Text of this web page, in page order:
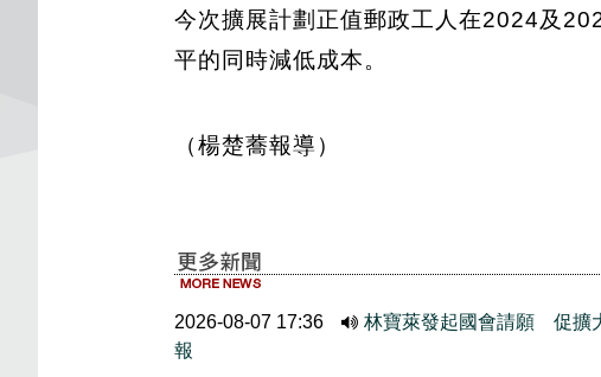
今次擴展計劃正值郵政工人在2024及
平的同時減低成本。
（楊楚蕎報導）
2026-08-07 17:36
林寶萊發起國會請願 促擴
報